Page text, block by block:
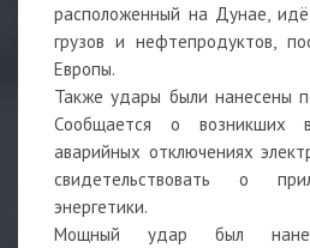
расположенный на Дунае,
грузов и нефтепродуктов,
Европы.
Также удары были нанесены
Сообщается о возникших
аварийных отключениях
свидетельствовать о
энергетики.
Мощный удар был